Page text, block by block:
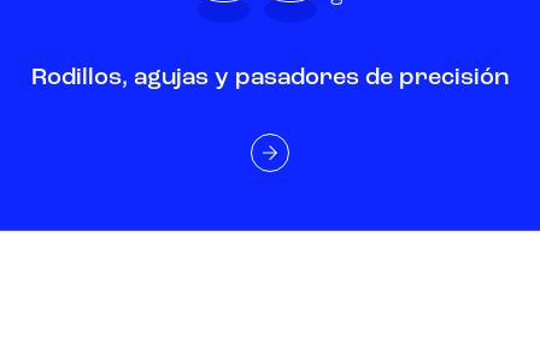
Rodillos, agujas y pasadores de precisión